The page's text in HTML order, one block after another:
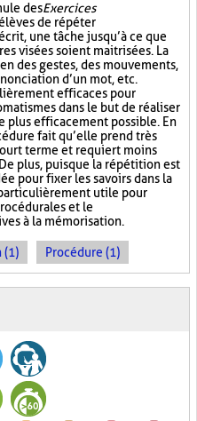
desExercices
de répéter
une tâche jusqu’à ce que
visées soient maitrisées. La
des gestes, des mouvements,
d’un mot, etc.
efficaces pour
dans le but de réaliser
plus efficacement possible. En
fait qu’elle prend très
terme et requiert moins
plus, puisque la répétition est
pour fixer les savoirs dans la
utile pour
et le
à la mémorisation.
(1) Procédure (1)